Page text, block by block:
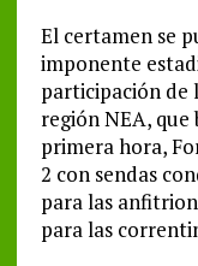
El certamen se
imponente
participación de
región NEA,
primera hora,
2 con sendas
para las
para las